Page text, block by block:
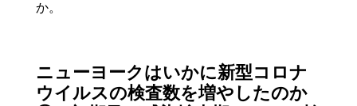
か。
ニューヨークはいかに新型コロナ
ウイルスの検査数を増やしたのか